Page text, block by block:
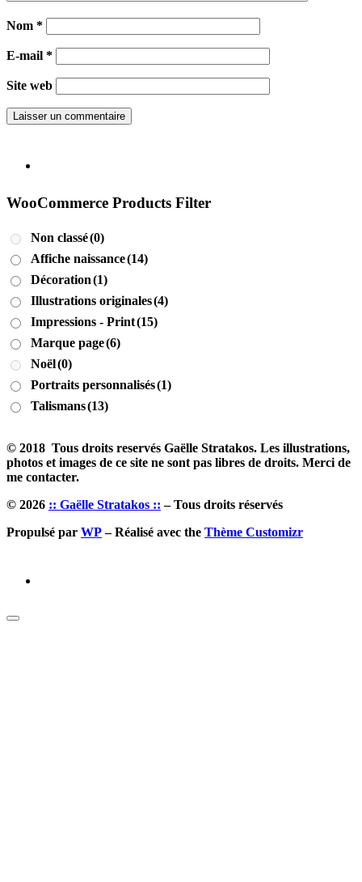
Nom *
E-mail *
Site web
WooCommerce Products Filter
Non classé(0)
Affiche naissance(14)
Décoration(1)
Illustrations originales(4)
Impressions - Print(15)
Marque page(6)
Noël(0)
Portraits personnalisés(1)
Talismans(13)
© 2018 Tous droits reservés Gaëlle Stratakos. Les illustrations,
photos et images de ce site ne sont pas libres de droits. Merci de
me contacter.
© 2026 :: Gaëlle Stratakos :: – Tous droits réservés
Propulsé par WP– Réalisé avec the Thème Customizr